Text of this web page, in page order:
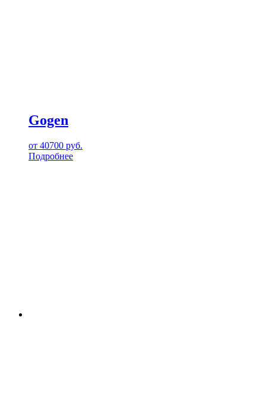
Gogen
от 40700 руб.
Подробнее